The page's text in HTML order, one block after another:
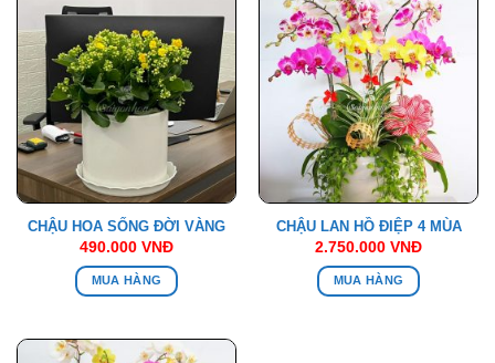
CHẬU HOA SỐNG ĐỜI VÀNG
490.000 VNĐ
MUA HÀNG
CHẬU LAN HỒ ĐIỆP 4 MÙA
2.750.000 VNĐ
MUA HÀNG